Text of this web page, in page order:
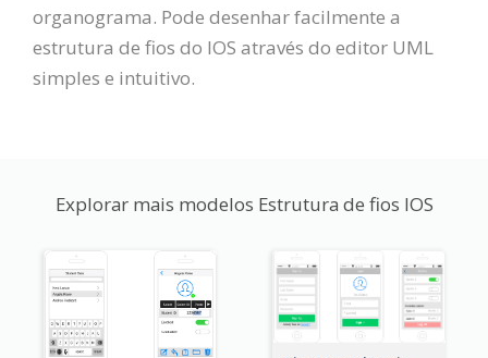
organograma. Pode desenhar facilmente a
estrutura de fios do IOS através do editor UML
simples e intuitivo.
Explorar mais modelos Estrutura de fios IOS